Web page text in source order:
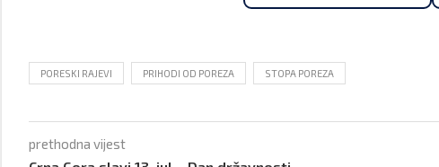
PORESKI RAJEVI PRIHODI OD POREZA STOPA POREZA
prethodna vijest